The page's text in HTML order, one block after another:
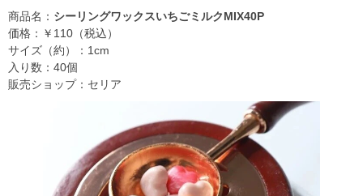
商品名： シーリングワックスいちごミルクMIX40P
価格：￥110（税込）
サイズ（約）：1cm
入り数：40個
販売ショップ：セリア